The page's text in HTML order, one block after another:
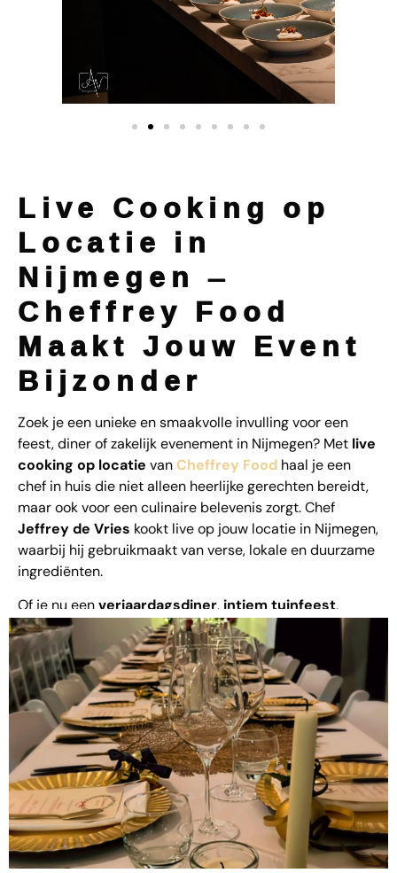
Live Cooking op
Locatie in
Nijmegen –
Cheffrey Food
Maakt Jouw Event
Bijzonder
Zoek je een unieke en smaakvolle invulling voor een
feest, diner of zakelijk evenement in Nijmegen? Met live
cooking op locatie vanCheffrey Food haal je een
chef in huis die niet alleen heerlijke gerechten bereidt,
maar ook voor een culinaire belevenis zorgt. Chef
Jeffrey de Vries kookt live op jouw locatie in Nijmegen,
waarbij hij gebruikmaakt van verse, lokale en duurzame
ingrediënten.
Of je nu eenverjaardagsdiner, intiem tuinfeest,
bruiloftof een zakelijk eventorganiseert – met
Cheffrey Food maak je gegarandeerd indruk. Wij
verzorgen alles: van mobiele keuken tot bediening en
een menu volledig op maat.
Wat is Live
Cooking?
Bij live cookingwordt het eten op locatie bereid, recht
voor het oog van jouw gasten. Het is niet alleen lekker,
maar ook een visuele en interactieve ervaring. Jouw
gasten zien hoe de gerechten worden klaargemaakt en